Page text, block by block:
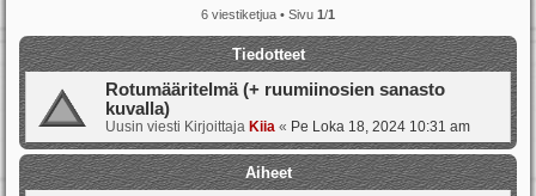
6 viestiketjua • Sivu 1/1
Tiedotteet
Rotumääritelmä (+ ruumiinosien sanasto
kuvalla)
Uusin viesti Kirjoittaja Kiia « Pe Loka 18, 2024 10:31 am
Aiheet